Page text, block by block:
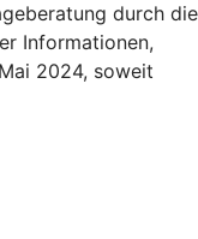
durch die
Informationen,
2024, soweit